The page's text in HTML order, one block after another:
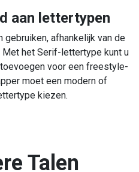
aan lettertypen
gebruiken, afhankelijk van de
Met het Serif-lettertype kunt u
voor een freestyle-
moet een modern of
kiezen.
Talen